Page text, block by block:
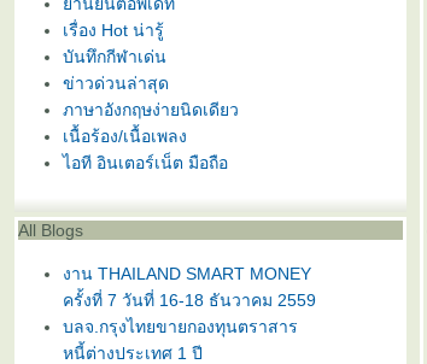
เรื่อง Hot น่ารู้
บันทึกกีฬาเด่น
ข่าวด่วนล่าสุด
ภาษาอังกฤษง่ายนิดเดียว
เนื้อร้อง/เนื้อเพลง
ไอที อินเตอร์เน็ต มือถือ
All Blogs
งาน THAILAND SMART MONEY
ครั้งที่ 7 วันที่ 16-18 ธันวาคม 2559
บลจ.กรุงไทยขายกองทุนตราสาร
หนี้ต่างประเทศ 1 ปี